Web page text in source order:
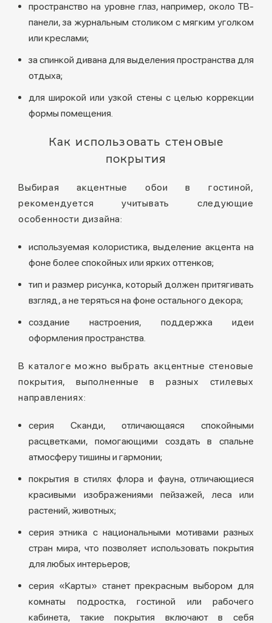
пространство на уровне глаз, например, около ТВ-
панели, за журнальным столиком с мягким уголком
или креслами;
за спинкой дивана для выделения пространства для
отдыха;
для широкой или узкой стены с целью коррекции
формы помещения.
Как использовать стеновые
покрытия
Выбирая акцентные обои в гостиной,
рекомендуется учитывать следующие
особенности дизайна:
используемая колористика, выделение акцента на
фоне более спокойных или ярких оттенков;
тип и размер рисунка, который должен притягивать
взгляд, а не теряться на фоне остального декора;
создание настроения, поддержка идеи
оформления пространства.
В каталоге можно выбрать акцентные стеновые
покрытия, выполненные в разных стилевых
направлениях:
серия Сканди, отличающаяся спокойными
расцветками, помогающими создать в спальне
атмосферу тишины и гармонии;
покрытия в стилях флора и фауна, отличающиеся
красивыми изображениями пейзажей, леса или
растений, животных;
серия этника с национальными мотивами разных
стран мира, что позволяет использовать покрытия
для любых интерьеров;
серия «Карты» станет прекрасным выбором для
комнаты подростка, гостиной или рабочего
кабинета, такие покрытия включают в себя